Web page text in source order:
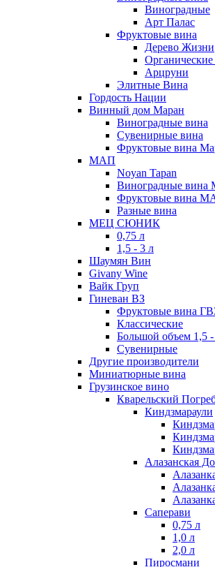
Виноградные
Арт Палас
Фруктовые вина
Дерево Жизни
Органические
Арцруни
Элитные Вина
Гордость Нации
Винный дом Маран
Виноградные вина
Сувенирные вина
Фруктовые вина
МАП
Noyan Tapan
Виноградные
Фруктовые вина
Разные вина
МЕЦ СЮНИК
0,75 л
1,5 - 3 л
Шаумян Вин
Givany Wine
Вайк Груп
Гиневан ВЗ
Фруктовые вина
Классические
Большой объем 1,5
Сувенирные
Другие производители
Миниатюрные вина
Грузинское вино
Кварельский
Киндзмараули
Алазанская
Саперави
0,75 л
1,0 л
2,0 л
Пиросмани